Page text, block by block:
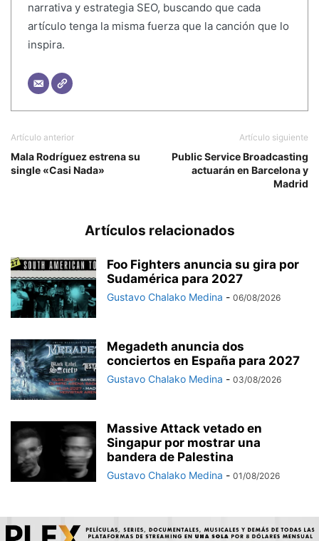
narrativa y estrategia SEO, buscando que cada
artículo tenga la misma fuerza que la canción que lo
inspira.
Artículo anterior
Mala Rodríguez estrena su
single «Casi Nada»
Artículo siguiente
Public Service Broadcasting
actuarán en Barcelona y
Madrid
Artículos relacionados
Foo Fighters anuncia su gira por
Sudamérica para 2027
Gustavo Chalako Medina - 06/08/2026
Megadeth anuncia dos
conciertos en España para 2027
Gustavo Chalako Medina - 03/08/2026
Massive Attack vetado en
Singapur por mostrar una
bandera de Palestina
Gustavo Chalako Medina - 01/08/2026